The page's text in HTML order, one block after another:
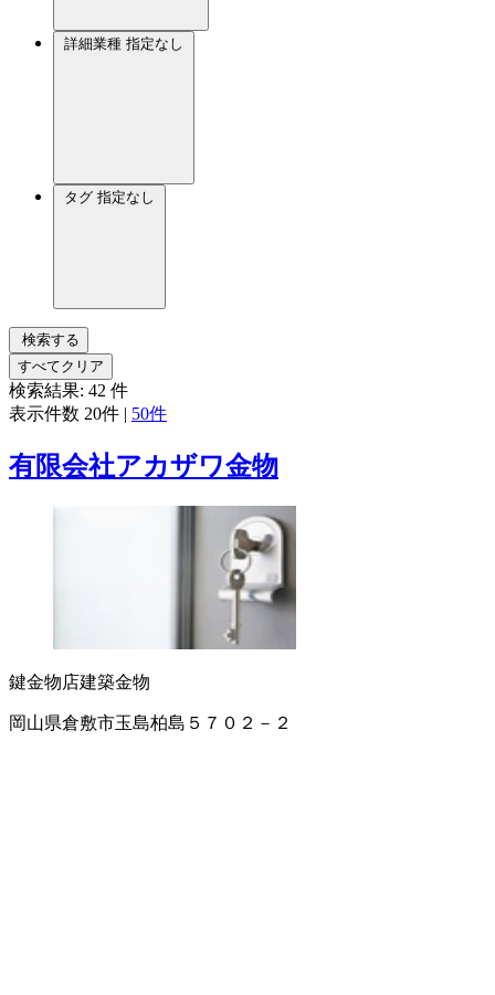
詳細業種 指定なし
タグ 指定なし
検索する
すべてクリア
検索結果: 42 件
表示件数 20件 | 50件
有限会社アカザワ金物
鍵金物店建築金物
岡山県倉敷市玉島柏島５７０２－２